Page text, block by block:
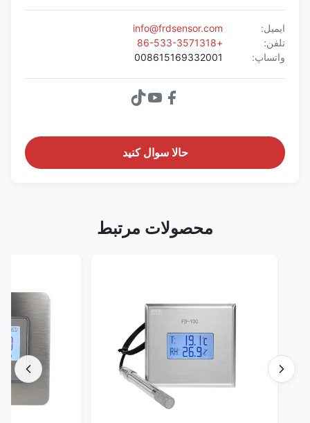
ایمیل:
info@frdsensor.com
واتساپ:
008615169332001
حالا سوال کنيد
محصولات مرتبط